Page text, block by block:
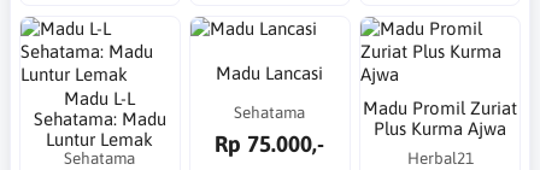
Madu L-L
Sehatama: Madu
Luntur Lemak
Sehatama
Madu Lancasi
Sehatama
Rp 75.000,-
Madu Promil Zuriat
Plus Kurma Ajwa
Herbal21